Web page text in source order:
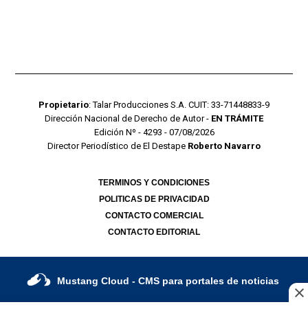
Propietario: Talar Producciones S.A. CUIT: 33-71448833-9
Dirección Nacional de Derecho de Autor - EN TRÁMITE
Edición Nº - 4293 - 07/08/2026
Director Periodístico de El Destape Roberto Navarro
TERMINOS Y CONDICIONES
POLITICAS DE PRIVACIDAD
CONTACTO COMERCIAL
CONTACTO EDITORIAL
Mustang Cloud - CMS para portales de noticias